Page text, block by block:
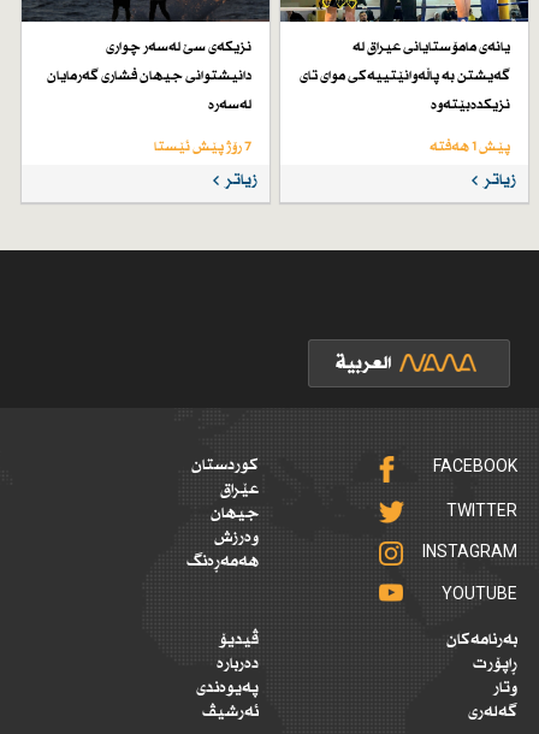
یانەی مامۆستایانی عیراق لە
گەیشتن بە پاڵەوانێتییەكی موای تای
نزیكدەبێتەوە
پێش 1 هەفتە
زیاتر
نزیكەی سێ لەسەر چواری
دانیشتوانی جیهان فشاری گەرمایان
لەسەرە
7 رۆژ پێش ئێستا
زیاتر
FACEBOOK
TWITTER
INSTAGRAM
YOUTUBE
کوردستان
عێراق
جیهان
وەرزش
هەمەڕەنگ
بەرنامەکان
ڕاپۆرت
وتار
گەلەری
ڤیدیۆ
دەربارە
پەیوەندی
ئەرشیڤ